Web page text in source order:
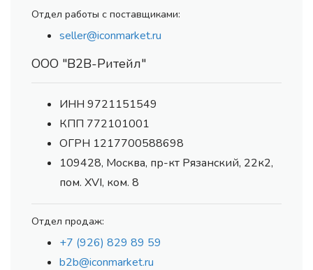
Отдел работы с поставщиками:
seller@iconmarket.ru
ООО "В2В-Ритейл"
ИНН 9721151549
КПП 772101001
ОГРН 1217700588698
109428, Москва, пр-кт Рязанский, 22к2,
пом. XVI, ком. 8
Отдел продаж:
+7 (926) 829 89 59
b2b@iconmarket.ru